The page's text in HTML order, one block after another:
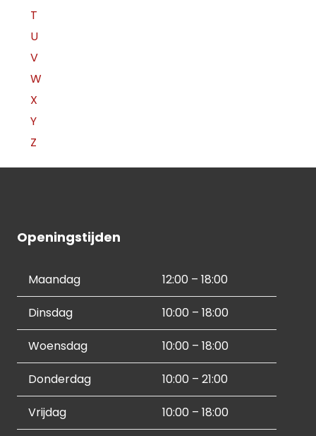
T
U
V
W
X
Y
Z
Openingstijden
Maandag 12:00 – 18:00
Dinsdag 10:00 – 18:00
Woensdag 10:00 – 18:00
Donderdag 10:00 – 21:00
Vrijdag 10:00 – 18:00